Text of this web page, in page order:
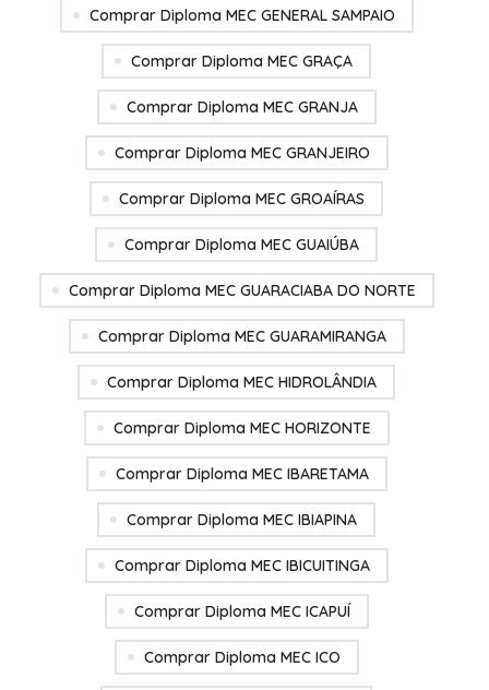
Comprar Diploma MEC GENERAL SAMPAIO
Comprar Diploma MEC GRAÇA
Comprar Diploma MEC GRANJA
Comprar Diploma MEC GRANJEIRO
Comprar Diploma MEC GROAÍRAS
Comprar Diploma MEC GUAIÚBA
Comprar Diploma MEC GUARACIABA DO NORTE
Comprar Diploma MEC GUARAMIRANGA
Comprar Diploma MEC HIDROLÂNDIA
Comprar Diploma MEC HORIZONTE
Comprar Diploma MEC IBARETAMA
Comprar Diploma MEC IBIAPINA
Comprar Diploma MEC IBICUITINGA
Comprar Diploma MEC ICAPUÍ
Comprar Diploma MEC ICO